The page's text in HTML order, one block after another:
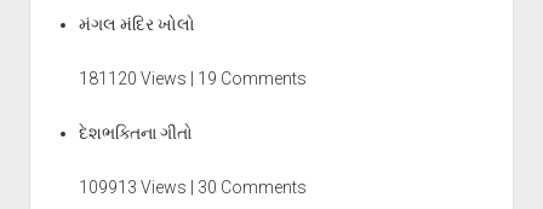
મંગલ મંદિર ખોલો
181120 Views | 19 Comments
દેશભક્તિના ગીતો
109913 Views | 30 Comments